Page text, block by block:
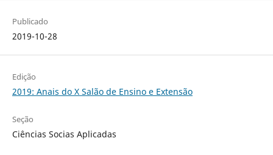
Publicado
2019-10-28
Edição
2019: Anais do X Salão de Ensino e Extensão
Seção
Ciências Socias Aplicadas